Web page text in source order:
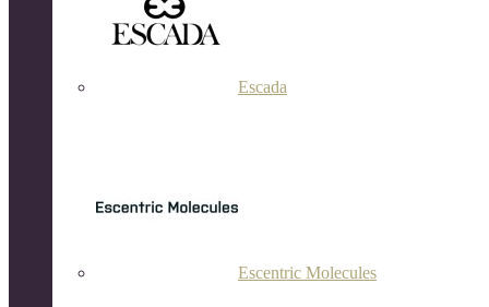
Escada
Escentric Molecules